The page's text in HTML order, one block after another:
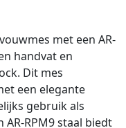
met een AR-
handvat en
Dit mes
een elegante
gebruik als
RPM9 staal biedt